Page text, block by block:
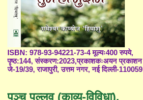
ISBN: 978-93-94221-73-4 मूल्यः400 रुपये,
पृष्ठ:144, संस्करण:2023,प्रकाशकःअयन प्रकाशन
जे-19/39, राजापुरी, उत्तम नगर, नई दिल्ली-110059
पञ्च पल्लव (काव्य-विविधा),